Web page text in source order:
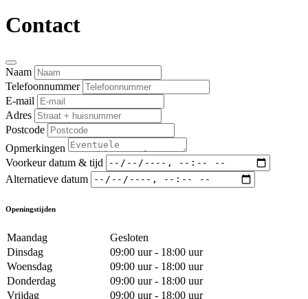
Contact
Naam
Telefoonnummer
E-mail
Adres
Postcode
Opmerkingen
Voorkeur datum & tijd
Alternatieve datum
Openingstijden
Maandag
Gesloten
Dinsdag
09:00 uur - 18:00 uur
Woensdag
09:00 uur - 18:00 uur
Donderdag
09:00 uur - 18:00 uur
Vrijdag
09:00 uur - 18:00 uur